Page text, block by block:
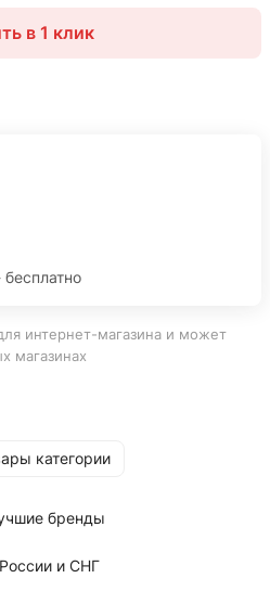
в 1 клик
интернет-магазина и может
магазинах
категории
бренды
и СНГ